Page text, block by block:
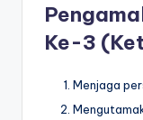
Ke-3
Menjaga